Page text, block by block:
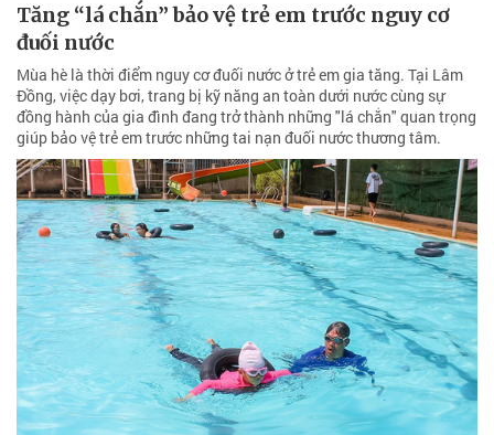
Tăng “lá chắn” bảo vệ trẻ em trước nguy cơ
đuối nước
Mùa hè là thời điểm nguy cơ đuối nước ở trẻ em gia tăng. Tại Lâm
Đồng, việc dạy bơi, trang bị kỹ năng an toàn dưới nước cùng sự
đồng hành của gia đình đang trở thành những "lá chắn" quan trọng
giúp bảo vệ trẻ em trước những tai nạn đuối nước thương tâm.